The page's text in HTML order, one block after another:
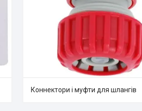
Коннектори і муфти для шлангів